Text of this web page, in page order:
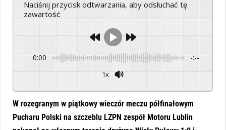
Naciśnij przycisk odtwarzania, aby odsłuchać tę
zawartość
0:00 -:--
1x
W rozegranym w piątkowy wieczór meczu półfinałowym
Pucharu Polski na szczeblu LZPN zespół Motoru Lublin